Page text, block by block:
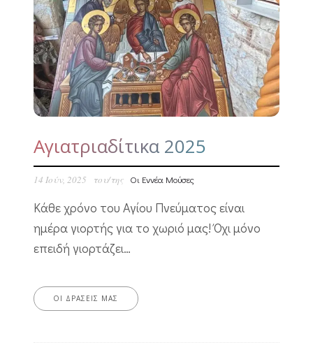
Αγιατριαδίτικα 2025
14 Ιούν, 2025 του/της Οι Εννέα Μούσες
Κάθε χρόνο του Αγίου Πνεύματος είναι
ημέρα γιορτής για το χωριό μας! Όχι μόνο
επειδή γιορτάζει…
ΟΙ ΔΡΆΣΕΙΣ ΜΑΣ